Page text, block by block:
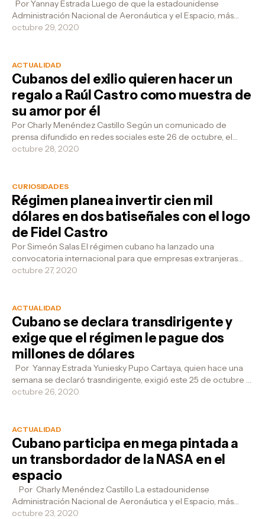
Por Yannay Estrada Luego de que la estadounidense
Administración Nacional de Aeronáutica y el Espacio, más
conocida como NASA (por sus s...
octubre 29, 2020
ACTUALIDAD
Cubanos del exilio quieren hacer un
regalo a Raúl Castro como muestra de
su amor por él
Por Charly Menéndez Castillo Según un comunicado de
prensa difundido en redes sociales este 26 de octubre, el
Partido del Ciudadano (PDC), d...
octubre 28, 2020
CURIOSIDADES
Régimen planea invertir cien mil
dólares en dos batiseñales con el logo
de Fidel Castro
Por Simeón Salas El régimen cubano ha lanzado una
convocatoria internacional para que empresas extranjeras
asociadas al entretenimiento y la...
octubre 27, 2020
ACTUALIDAD
Cubano se declara transdirigente y
exige que el régimen le pague dos
millones de dólares
Por Yannay Estrada Yuniesky Pupo Cartaya, quien hace una
semana se declaró trasndirigente, exigió este 25 de octubre a
través de su cuent...
octubre 26, 2020
ACTUALIDAD
Cubano participa en mega pintada a
un transbordador de la NASA en el
espacio
Por Charly Menéndez Castillo La estadounidense
Administración Nacional de Aeronáutica y el Espacio, más
conocida como NASA (por sus sig...
octubre 23, 2020